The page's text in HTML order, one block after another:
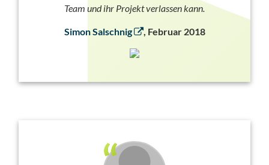
Team und ihr Projekt verlassen kann.
Simon Salschnig , Februar 2018